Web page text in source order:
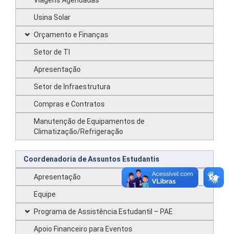
Usina Solar
Orçamento e Finanças
Setor de TI
Apresentação
Setor de Infraestrutura
Compras e Contratos
Manutenção de Equipamentos de
Climatização/Refrigeração
Coordenadoria de Assuntos Estudantis
Apresentação
Equipe
Programa de Assistência Estudantil – PAE
Apoio Financeiro para Eventos